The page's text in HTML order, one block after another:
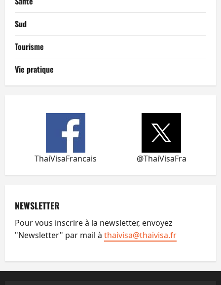
Sud
Tourisme
Vie pratique
ThaiVisaFrancais @ThaiVisaFra
NEWSLETTER
Pour vous inscrire à la newsletter, envoyez
"Newsletter" par mail à thaivisa@thaivisa.fr